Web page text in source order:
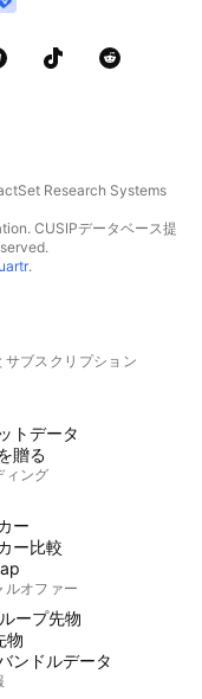
Research Systems
CUSIPデータベース提
.
サブスクリプション
トデータ
贈る
ィング
ー
ー比較
ルオファー
ープ先物
物
ンドルデータ